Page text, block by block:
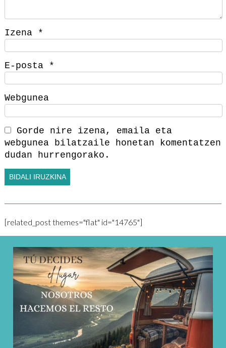
Izena *
E-posta *
Webgunea
Gorde nire izena, emaila eta
webgunea bilatzaile honetan komentatzen
dudan hurrengorako.
[related_post themes="flat" id="14765"]